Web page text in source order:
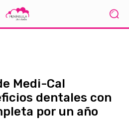
Medi-Cal
dentales con
por un año